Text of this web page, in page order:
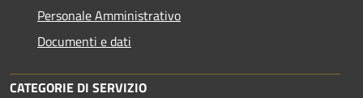
Personale Amministrativo
Documenti e dati
CATEGORIE DI SERVIZIO